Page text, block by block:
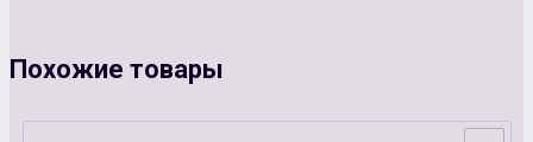
Похожие товары